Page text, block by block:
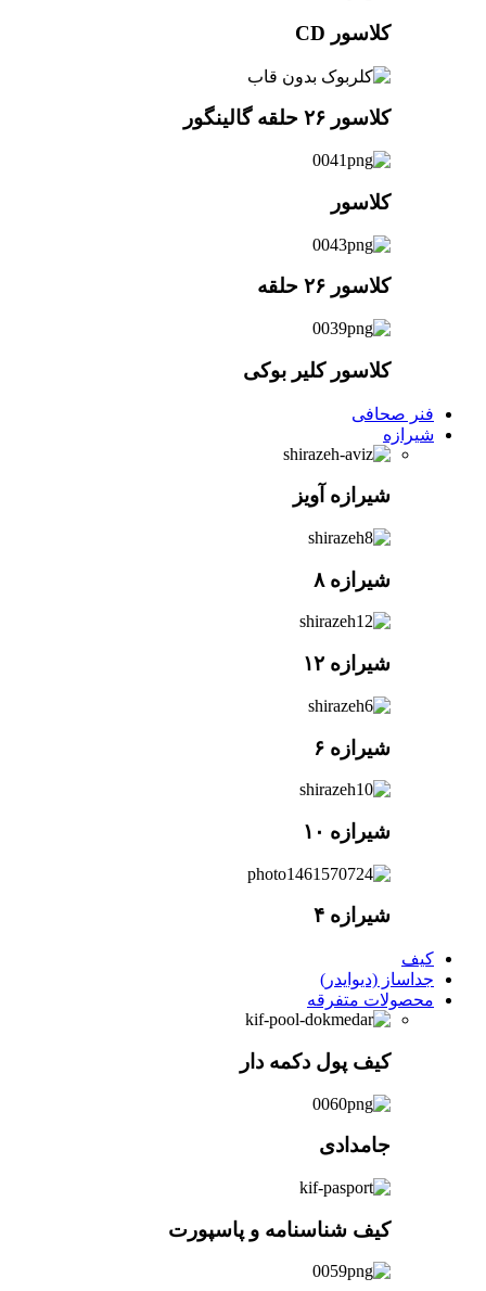
کلاسور CD
کلاسور ۲۶ حلقه گالینگور
کلاسور
کلاسور ۲۶ حلقه
کلاسور کلیر بوکی
فنر صحافی
شیرازه
شیرازه آویز
شیرازه ۸
شیرازه ۱۲
شیرازه ۶
شیرازه ۱۰
شیرازه ۴
کیف
جداساز (دیوایدر)
محصولات متفرقه
کیف پول دکمه دار
جامدادی
کیف شناسنامه و پاسپورت